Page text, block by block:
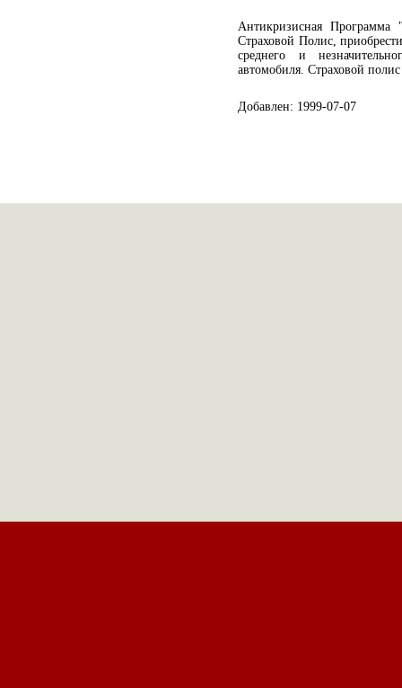
Антикризисная
Страховой Полис,
среднего и
автомобиля. Страховой
Добавлен: 1999-07-07